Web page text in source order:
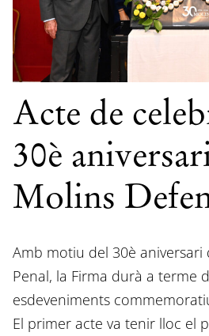
Acte de
30è
Molins
Amb motiu del 30è aniversari
Penal, la Firma durà a terme
esdeveniments
El primer acte va tenir lloc el